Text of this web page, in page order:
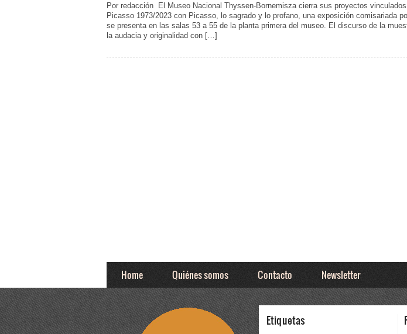
Por redacción El Museo Nacional Thyssen-Bornemisza cierra sus proyectos
Picasso 1973/2023 con Picasso, lo sagrado y lo profano, una exposición comisariada
se presenta en las salas 53 a 55 de la planta primera del museo. El discurso de la
la audacia y originalidad con […]
Home Quiénes somos Contacto Newsletter
Etiquetas